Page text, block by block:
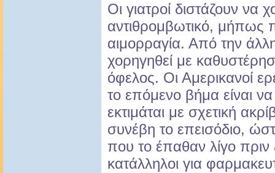
Οι γιατροί διστάζουν να
αντιθρομβωτικό, μήπως
αιμορραγία. Από την
χορηγηθεί με
όφελος. Οι Αμερικανοί
το επόμενο βήμα είναι
εκτιμάται με σχετική
συνέβη το επεισόδιο,
που το έπαθαν λίγο
κατάλληλοι για